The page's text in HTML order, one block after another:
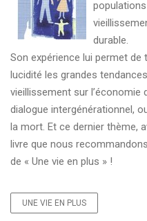
durable.
Son expérience lui permet
lucidité les grandes
vieillissement sur l’économie
dialogue intergénérationnel,
la mort. Et ce dernier thème,
livre que nous
de « Une vie en plus » !
UNE VIE EN PLUS